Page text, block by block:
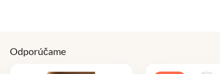
Odporúčame